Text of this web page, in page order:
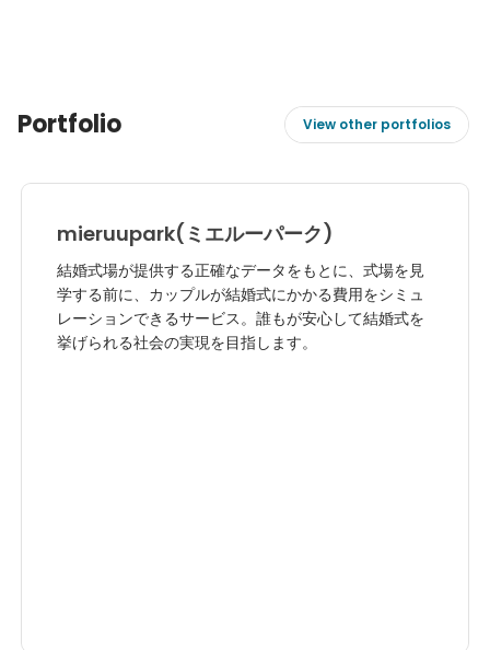
Portfolio View other portfolios
mieruupark(ミエルーパーク)
結婚式場が提供する正確なデータをもとに、式場を見
学する前に、カップルが結婚式にかかる費用をシミュ
レーションできるサービス。誰もが安心して結婚式を
挙げられる社会の実現を目指します。